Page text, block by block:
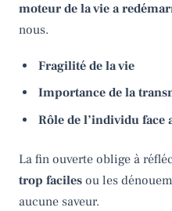
moteur de la vie a
nous.
Fragilité de la vie
Importance de la
Rôle de l’individu face
La fin ouverte oblige à
trop faciles ou les
aucune saveur.